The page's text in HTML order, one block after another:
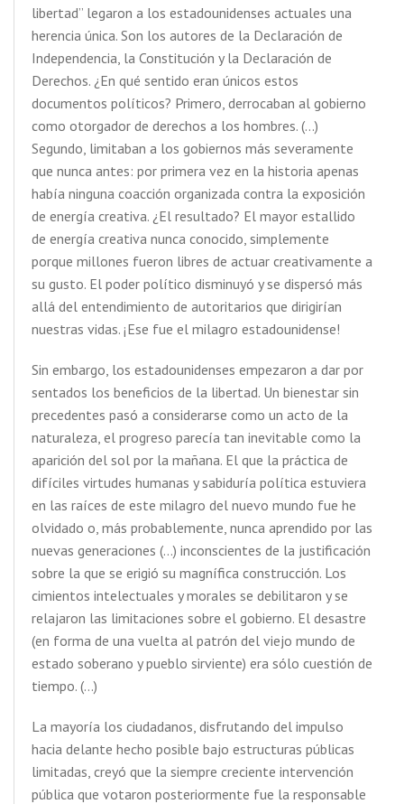
libertad” legaron a los estadounidenses actuales una
herencia única. Son los autores de la Declaración de
Independencia, la Constitución y la Declaración de
Derechos. ¿En qué sentido eran únicos estos
documentos políticos? Primero, derrocaban al gobierno
como otorgador de derechos a los hombres. (…)
Segundo, limitaban a los gobiernos más severamente
que nunca antes: por primera vez en la historia apenas
había ninguna coacción organizada contra la exposición
de energía creativa. ¿El resultado? El mayor estallido
de energía creativa nunca conocido, simplemente
porque millones fueron libres de actuar creativamente a
su gusto. El poder político disminuyó y se dispersó más
allá del entendimiento de autoritarios que dirigirían
nuestras vidas. ¡Ese fue el milagro estadounidense!
Sin embargo, los estadounidenses empezaron a dar por
sentados los beneficios de la libertad. Un bienestar sin
precedentes pasó a considerarse como un acto de la
naturaleza, el progreso parecía tan inevitable como la
aparición del sol por la mañana. El que la práctica de
difíciles virtudes humanas y sabiduría política estuviera
en las raíces de este milagro del nuevo mundo fue he
olvidado o, más probablemente, nunca aprendido por las
nuevas generaciones (…) inconscientes de la justificación
sobre la que se erigió su magnífica construcción. Los
cimientos intelectuales y morales se debilitaron y se
relajaron las limitaciones sobre el gobierno. El desastre
(en forma de una vuelta al patrón del viejo mundo de
estado soberano y pueblo sirviente) era sólo cuestión de
tiempo. (…)
La mayoría los ciudadanos, disfrutando del impulso
hacia delante hecho posible bajo estructuras públicas
limitadas, creyó que la siempre creciente intervención
pública que votaron posteriormente fue la responsable